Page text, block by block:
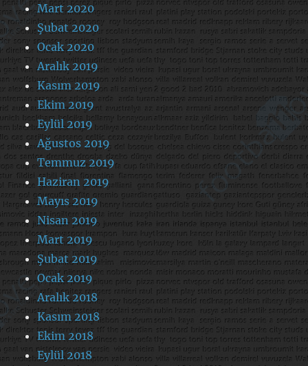
Mart 2020
Şubat 2020
Ocak 2020
Aralık 2019
Kasım 2019
Ekim 2019
Eylül 2019
Ağustos 2019
Temmuz 2019
Haziran 2019
Mayıs 2019
Nisan 2019
Mart 2019
Şubat 2019
Ocak 2019
Aralık 2018
Kasım 2018
Ekim 2018
Eylül 2018